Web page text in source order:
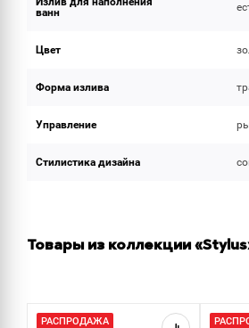
ванн
Цвет
Форма излива
Управление
Стилистика дизайна
Товары из коллекции
РАСПРОДАЖА